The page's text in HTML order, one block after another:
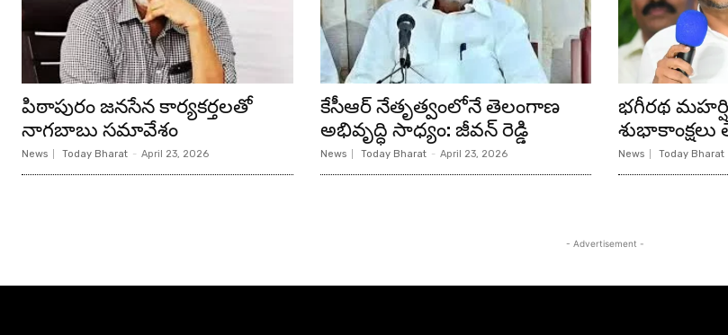
పిఠాపురం జనసేన కార్యకర్తలతో
నాగబాబు సమావేశం
News Today Bharat - April 23, 2026
కేసీఆర్ నేతృత్వంలోనే తెలంగాణ
అభివృద్ధి సాధ్యం: జీవన్ రెడ్డి
News Today Bharat - April 23, 2026
భగీరథ
News Today Bharat
- Advertisement -